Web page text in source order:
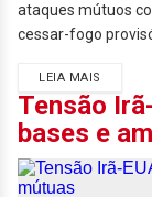
ataques mútuos
cessar-fogo
LEIA MAIS
Tensão
bases e